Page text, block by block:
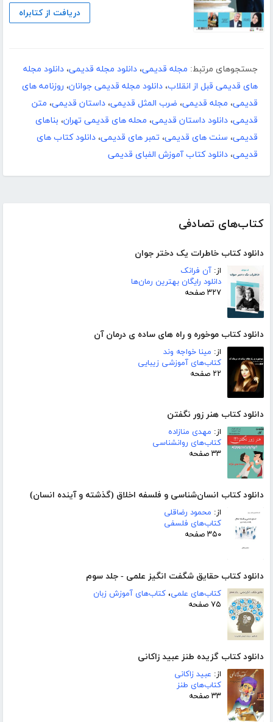
کتاب‌های تصادفی
دانلود کتاب خاطرات یک دختر جوان
از: آن فرانک
دانلود رایگان بهترین رمان‌ها
۳۲۷ صفحه
دانلود کتاب موخوره و راه های ساده ی درمان آن
از: مینا خواجه وند
کتاب‌های آموزشی زیبایی
۲۲ صفحه
دانلود کتاب هنر زور نگفتن
از: مهدی منازاده
کتاب‌های روانشناسی
۳۳ صفحه
دانلود کتاب انسان‌شناسی و فلسفه اخلاق (گذشته و آینده انسان)
از: محمود رضاقلی
کتاب‌های فلسفی
۳۵۰ صفحه
دانلود کتاب حقایق شگفت انگیز علمی - جلد سوم
کتاب‌های علمی، کتاب‌های آموزش زبان
۷۵ صفحه
دانلود کتاب گزیده طنز عبید زاکانی
از: عبید زاکانی
کتاب‌های طنز
۳۳ صفحه
دریافت از کتابراه
جستجوهای مرتبط: مجله قدیمی، دانلود مجله قدیمی، دانلود مجله
های قدیمی قبل از انقلاب، دانلود مجله قدیمی جوانان، روزنامه های
قدیمی، مجله قدیمی، ضرب المثل قدیمی، داستان قدیمی، متن
قدیمی، دانلود داستان قدیمی، محله های قدیمی تهران، بناهای
قدیمی، سنت های قدیمی، تمبر های قدیمی، دانلود کتاب های
قدیمی، دانلود کتاب آموزش الفبای قدیمی